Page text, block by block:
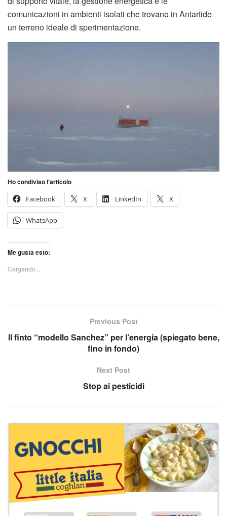
comunicazioni in ambienti isolati che trovano in Antartide
un terreno ideale di sperimentazione.
Ho condiviso l'articolo
Facebook
X LinkedIn X
WhatsApp
Me gusta esto:
Cargando...
Previous Post
Il finto “modello Sanchez” per l’energia (spiegato bene,
fino in fondo)
Next Post
Stop ai pesticidi